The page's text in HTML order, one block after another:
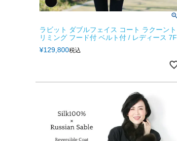
ラビット ダブルフェイス コート ラクーント
リミング フード付 ベルト付 / レディース 7F
¥129,800税込